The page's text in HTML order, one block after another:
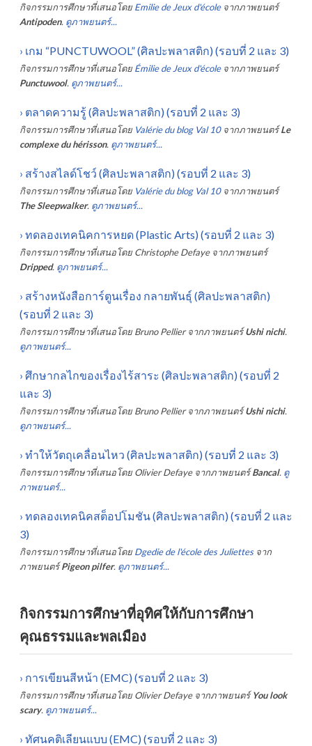
กิจกรรมการศึกษาที่เสนอโดย Emilie de Jeux d'école จากภาพยนตร์
Antipoden. ดูภาพยนตร์...
› เกม “PUNCTUWOOL” (ศิลปะพลาสติก) (รอบที่ 2 และ 3)
กิจกรรมการศึกษาที่เสนอโดย Émilie de Jeux d'école จากภาพยนตร์
Punctuwool. ดูภาพยนตร์...
› ตลาดความรู้ (ศิลปะพลาสติก) (รอบที่ 2 และ 3)
กิจกรรมการศึกษาที่เสนอโดย Valérie du blog Val 10 จากภาพยนตร์ Le
complexe du hérisson. ดูภาพยนตร์...
› สร้างสไลด์โชว์ (ศิลปะพลาสติก) (รอบที่ 2 และ 3)
กิจกรรมการศึกษาที่เสนอโดย Valérie du blog Val 10 จากภาพยนตร์
The Sleepwalker. ดูภาพยนตร์...
› ทดลองเทคนิคการหยด (Plastic Arts) (รอบที่ 2 และ 3)
กิจกรรมการศึกษาที่เสนอโดย Christophe Defaye จากภาพยนตร์
Dripped. ดูภาพยนตร์...
› สร้างหนังสือการ์ตูนเรื่อง กลายพันธุ์ (ศิลปะพลาสติก)
(รอบที่ 2 และ 3)
กิจกรรมการศึกษาที่เสนอโดย Bruno Pellier จากภาพยนตร์ Ushi nichi.
ดูภาพยนตร์...
› ศึกษากลไกของเรื่องไร้สาระ (ศิลปะพลาสติก) (รอบที่ 2
และ 3)
กิจกรรมการศึกษาที่เสนอโดย Bruno Pellier จากภาพยนตร์ Ushi nichi.
ดูภาพยนตร์...
› ทำให้วัตถุเคลื่อนไหว (ศิลปะพลาสติก) (รอบที่ 2 และ 3)
กิจกรรมการศึกษาที่เสนอโดย Olivier Defaye จากภาพยนตร์ Bancal. ดู
ภาพยนตร์...
› ทดลองเทคนิคสต็อปโมชัน (ศิลปะพลาสติก) (รอบที่ 2 และ
3)
กิจกรรมการศึกษาที่เสนอโดย Dgedie de l'école des Juliettes จาก
ภาพยนตร์ Pigeon pilfer. ดูภาพยนตร์...
กิจกรรมการศึกษาที่อุทิศให้กับการศึกษา
คุณธรรมและพลเมือง
› การเขียนสีหน้า (EMC) (รอบที่ 2 และ 3)
กิจกรรมการศึกษาที่เสนอโดย Olivier Defaye จากภาพยนตร์ You look
scary. ดูภาพยนตร์...
› ทัศนคติเลียนแบบ (EMC) (รอบที่ 2 และ 3)